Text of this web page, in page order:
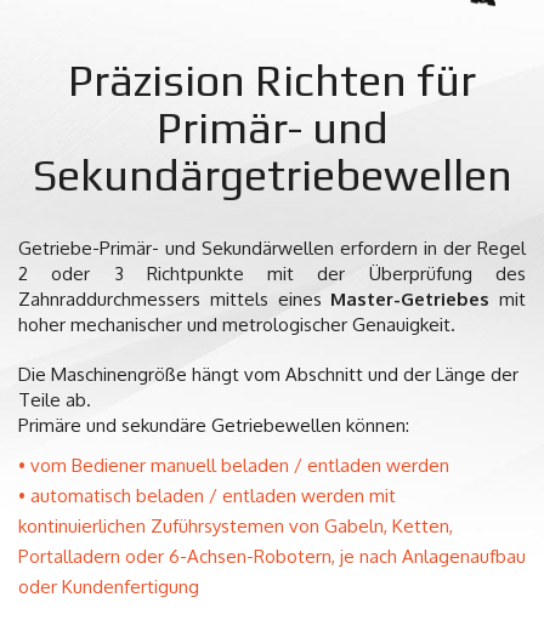
Präzision Richten für
Primär- und
Sekundärgetriebewellen
Getriebe-Primär- und Sekundärwellen erfordern in der Regel
2 oder 3 Richtpunkte mit der Überprüfung des
Zahnraddurchmessers mittels eines Master-Getriebes mit
hoher mechanischer und metrologischer Genauigkeit.
Die Maschinengröße hängt vom Abschnitt und der Länge der
Teile ab.
Primäre und sekundäre Getriebewellen können:
vom Bediener manuell beladen / entladen werden
automatisch beladen / entladen werden mit
kontinuierlichen Zuführsystemen von Gabeln, Ketten,
Portalladern oder 6-Achsen-Robotern, je nach Anlagenaufbau
oder Kundenfertigung